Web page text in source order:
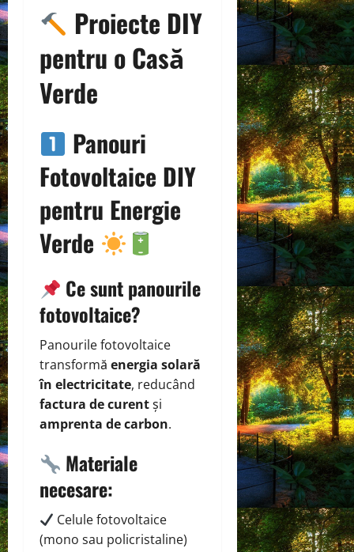
Proiecte DIY
pentru o Casă
Verde
Panouri
Fotovoltaice DIY
pentru Energie
Verde
Ce sunt panourile
fotovoltaice?
Panourile fotovoltaice
transformă energia solară
în electricitate, reducând
factura de curentși
amprenta de carbon.
Materiale
necesare:
Celule fotovoltaice
(mono sau policristaline)